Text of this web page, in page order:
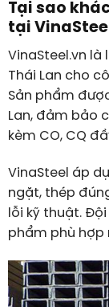
Tại sao
tại
VinaSteel.vn là
Thái Lan cho
Sản phẩm
Lan, đảm bảo
kèm CO, CQ
VinaSteel áp
ngặt, thép
lỗi kỹ thuật.
phẩm phù hợp